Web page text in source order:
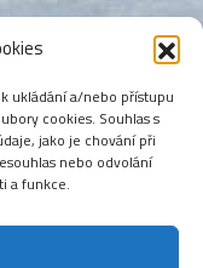
ukládání a/nebo přístupu
cookies. Souhlas s
jako je chování při
nebo odvolání
a funkce.